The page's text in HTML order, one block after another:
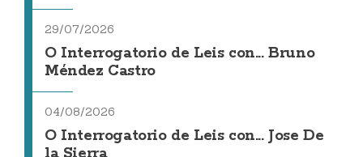
29/07/2026
O Interrogatorio de Leis con... Bruno
Méndez Castro
04/08/2026
O Interrogatorio de Leis con... Jose De